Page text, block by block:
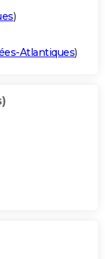
)
Atlantiques)